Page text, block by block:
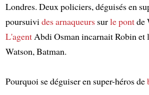
Londres. Deux policiers, déguisés en
poursuivides arnaqueurssurle pontde
L'agentAbdi Osman incarnait Robin et
Watson, Batman.
Pourquoi se déguiser en super-héros de